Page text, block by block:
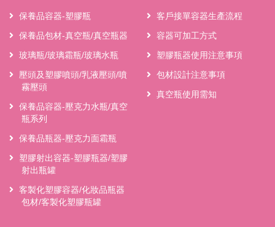
保養品容器-塑膠瓶
保養品包材-真空瓶/真空瓶器
玻璃瓶/玻璃霜瓶/玻璃水瓶
壓頭及塑膠噴頭/乳液壓頭/噴
霧壓頭
保養品容器-壓克力水瓶/真空
瓶系列
保養品瓶器-壓克力面霜瓶
塑膠射出容器-塑膠瓶器/塑膠
射出瓶罐
客製化塑膠容器/化妝品瓶器
包材/客製化塑膠瓶罐
客戶接單容器生產流程
容器可加工方式
塑膠瓶器使用注意事項
包材設計注意事項
真空瓶使用需知